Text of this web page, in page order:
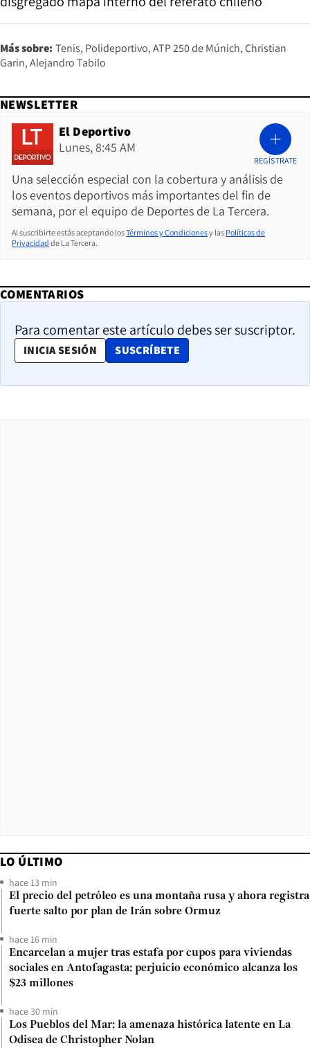
Más sobre: Tenis Polideportivo ATP 250 de Múnich Christian
Garin Alejandro Tabilo
NEWSLETTER
El Deportivo
Lunes, 8:45 AM
Una selección especial con la cobertura y análisis de
los eventos deportivos más importantes del fin de
semana, por el equipo de Deportes de La Tercera.
REGÍSTRATE
Al suscribirte estás aceptando losTérminos y Condicionesy las Políticas de
Privacidad de La Tercera.
COMENTARIOS
Para comentar este artículo debes ser suscriptor.
INICIA SESIÓN SUSCRÍBETE
OPENS IN NEW WINDOW
LO ÚLTIMO
hace 13 min
El precio del petróleo es una montaña rusa y ahora registra
fuerte salto por plan de Irán sobre Ormuz
hace 16 min
Encarcelan a mujer tras estafa por cupos para viviendas
sociales en Antofagasta: perjuicio económico alcanza los
$23 millones
hace 30 min
Los Pueblos del Mar: la amenaza histórica latente en La
Odisea de Christopher Nolan